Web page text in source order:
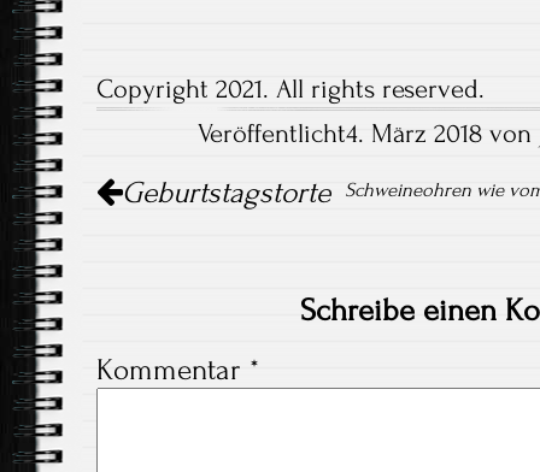
Copyright 2021. All rights reserved.
Veröffentlicht4. März 2018
Navigation
Geburtstagstorte Schweineohren wie
Schreibe einen
Kommentar *